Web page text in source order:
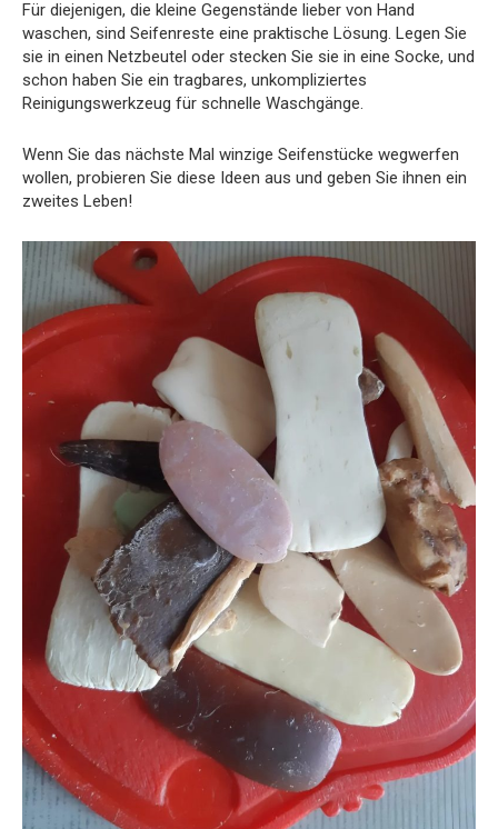
Für diejenigen, die kleine Gegenstände lieber von Hand
waschen, sind Seifenreste eine praktische Lösung. Legen Sie
sie in einen Netzbeutel oder stecken Sie sie in eine Socke, und
schon haben Sie ein tragbares, unkompliziertes
Reinigungswerkzeug für schnelle Waschgänge.
Wenn Sie das nächste Mal winzige Seifenstücke wegwerfen
wollen, probieren Sie diese Ideen aus und geben Sie ihnen ein
zweites Leben!